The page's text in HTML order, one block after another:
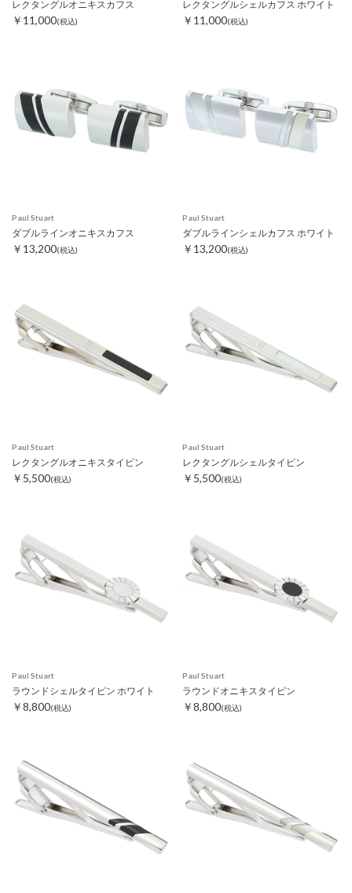
レクタングルオニキスカフス
￥11,000(税込)
レクタングルシェルカフス ホワイト
￥11,000(税込)
Paul Stuart
ダブルラインオニキスカフス
￥13,200(税込)
Paul Stuart
ダブルラインシェルカフス ホワイト
￥13,200(税込)
Paul Stuart
レクタングルオニキスタイピン
￥5,500(税込)
Paul Stuart
レクタングルシェルタイピン
￥5,500(税込)
Paul Stuart
ラウンドシェルタイピン ホワイト
￥8,800(税込)
Paul Stuart
ラウンドオニキスタイピン
￥8,800(税込)